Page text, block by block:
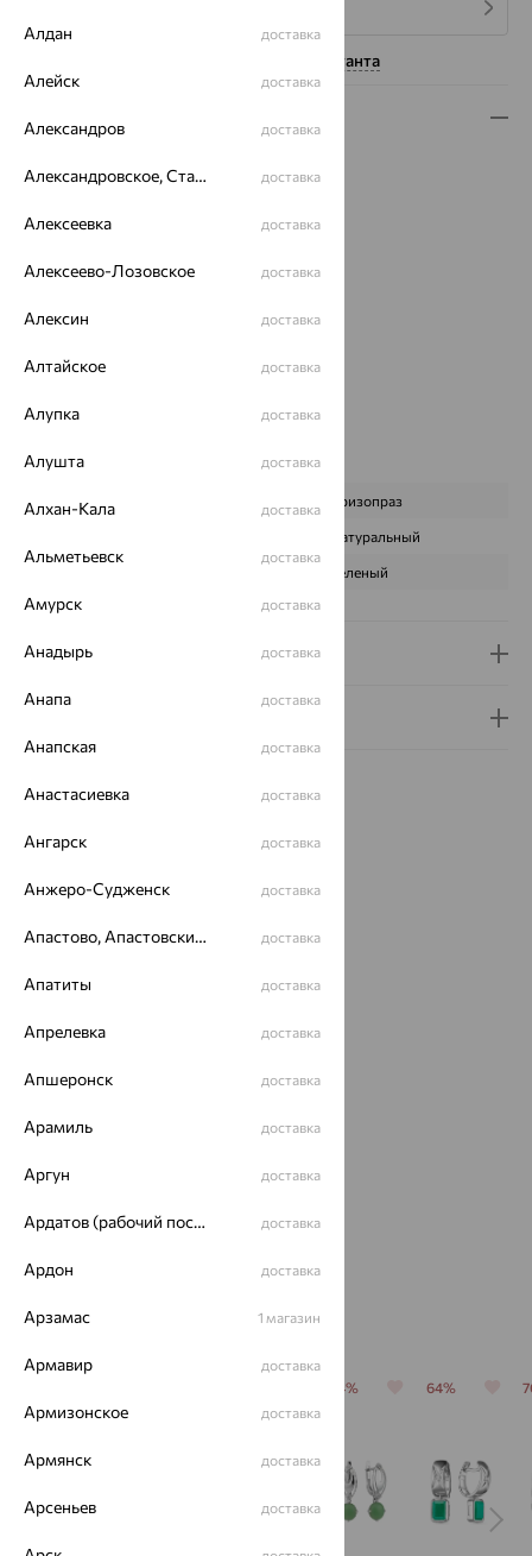
Нужна помощь консультанта
Вес:
3.38
Металл:Серебро
Страна происхождения:
РОССИЯ
Вид покрытия:
Вес металла:
Характеристика вставки:
ВИД КАМНЯ Хризопраз
Натуральный
Зеленый
Доставка и оплата
Идеальный комплект
64%
серебро,
от 3 242₽
Похожие изделия
64% 64%
Алдан доставка
Алейск доставка
Александров доставка
Александровское, Ставропольский край доставка
Алексеевка доставка
Алексеево-Лозовское доставка
Алексин доставка
Алтайское доставка
Алупка доставка
Алушта доставка
Алхан-Кала доставка
Альметьевск доставка
Амурск доставка
Анадырь доставка
Анапа доставка
Анапская доставка
Анастасиевка доставка
Ангарск доставка
Анжеро-Судженск доставка
Апастово, Апастовский район доставка
Апатиты доставка
Апрелевка доставка
Апшеронск доставка
Арамиль доставка
Аргун доставка
Ардатов (рабочий поселок) доставка
Ардон доставка
Арзамас 1 магазин
Армавир доставка
Армизонское доставка
Армянск доставка
Арсеньев доставка